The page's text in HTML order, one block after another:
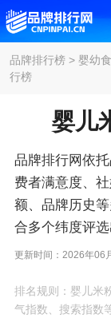
品牌排行榜> 婴幼
行榜
婴儿
品牌排行网依
费者满意度、
额、品牌历史
合多个纬度评
米粉十大品牌排
儿/Friso、亨氏/
宝/HIPP、爱他
更新时间：2026年06
排名规则：婴儿米
气指数、搜索指数